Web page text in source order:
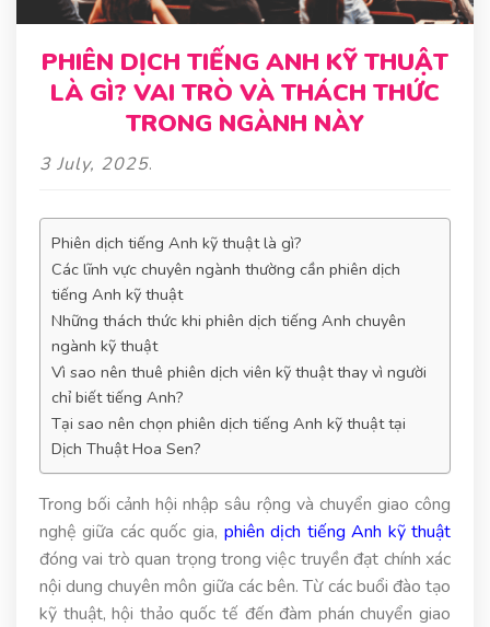
PHIÊN DỊCH TIẾNG ANH KỸ THUẬT
LÀ GÌ? VAI TRÒ VÀ THÁCH THỨC
TRONG NGÀNH NÀY
3 July, 2025.
Phiên dịch tiếng Anh kỹ thuật là gì?
Các lĩnh vực chuyên ngành thường cần phiên dịch
tiếng Anh kỹ thuật
Những thách thức khi phiên dịch tiếng Anh chuyên
ngành kỹ thuật
Vì sao nên thuê phiên dịch viên kỹ thuật thay vì người
chỉ biết tiếng Anh?
Tại sao nên chọn phiên dịch tiếng Anh kỹ thuật tại
Dịch Thuật Hoa Sen?
Trong bối cảnh hội nhập sâu rộng và chuyển giao công
nghệ giữa các quốc gia, phiên dịch tiếng Anh kỹ thuật
đóng vai trò quan trọng trong việc truyền đạt chính xác
nội dung chuyên môn giữa các bên. Từ các buổi đào tạo
kỹ thuật, hội thảo quốc tế đến đàm phán chuyển giao